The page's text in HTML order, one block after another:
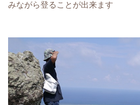
みながら登ることが出来ます